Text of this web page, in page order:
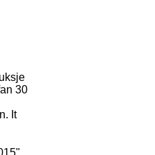
30
It